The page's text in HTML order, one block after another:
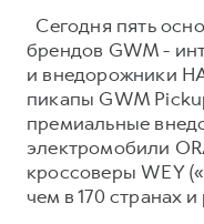
Сегодня пять
брендов GWM -
и внедорожники
пикапы GWM
премиальные
электромобили
кроссоверы WEY
чем в 170 странах